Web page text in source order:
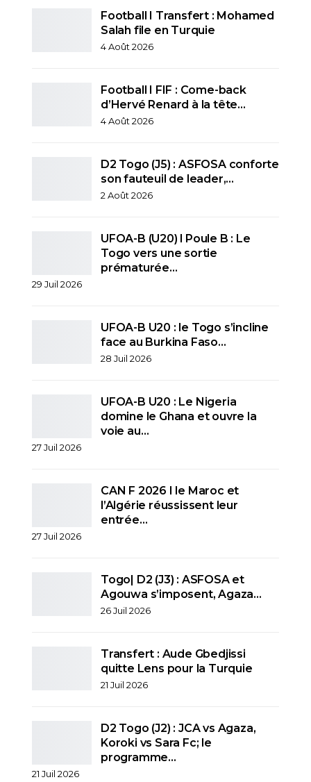
Football I Transfert : Mohamed
Salah file en Turquie
4 Août 2026
Football I FIF : Come-back
d’Hervé Renard à la tête…
4 Août 2026
D2 Togo (J5) : ASFOSA conforte
son fauteuil de leader,…
2 Août 2026
UFOA-B (U20) l Poule B : Le
Togo vers une sortie
prématurée…
29 Juil 2026
UFOA-B U20 : le Togo s’incline
face au Burkina Faso…
28 Juil 2026
UFOA-B U20 : Le Nigeria
domine le Ghana et ouvre la
voie au…
27 Juil 2026
CAN F 2026 I le Maroc et
l’Algérie réussissent leur
entrée…
27 Juil 2026
Togo| D2 (J3) : ASFOSA et
Agouwa s’imposent, Agaza…
26 Juil 2026
Transfert : Aude Gbedjissi
quitte Lens pour la Turquie
21 Juil 2026
D2 Togo (J2) : JCA vs Agaza,
Koroki vs Sara Fc; le
programme…
21 Juil 2026